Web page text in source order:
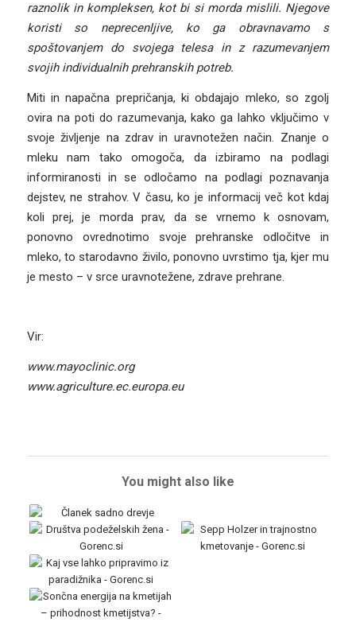
raznolik in kompleksen, kot bi si morda mislili. Njegove
koristi so neprecenljive, ko ga obravnavamo s
spoštovanjem do svojega telesa in z razumevanjem
svojih individualnih prehranskih potreb.
Miti in napačna prepričanja, ki obdajajo mleko, so zgolj
ovira na poti do razumevanja, kako ga lahko vključimo v
svoje življenje na zdrav in uravnotežen način. Znanje o
mleku nam tako omogoča, da izbiramo na podlagi
informiranosti in se odločamo na podlagi poznavanja
dejstev, ne strahov. V času, ko je informacij več kot kdaj
koli prej, je morda prav, da se vrnemo k osnovam,
ponovno ovrednotimo svoje prehranske odločitve in
mleko, to starodavno živilo, ponovno uvrstimo tja, kjer mu
je mesto – v srce uravnotežene, zdrave prehrane.
Vir:
www.mayoclinic.org
www.agriculture.ec.europa.eu
You might also like